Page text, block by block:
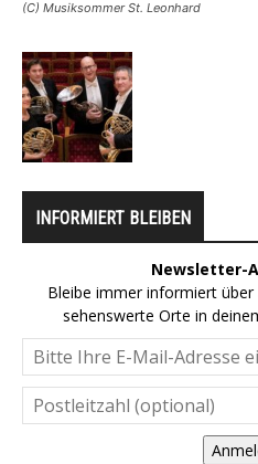
(C) Musiksommer St. Leonhard
INFORMIERT BLEIBEN
Newsletter-
Bleibe immer informiert über
sehenswerte Orte in